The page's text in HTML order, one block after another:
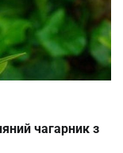
чагарник з